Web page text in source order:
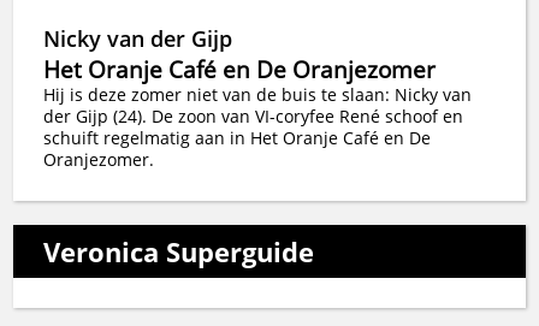
Nicky van der Gijp
Het Oranje Café en De Oranjezomer
Hij is deze zomer niet van de buis te slaan: Nicky van
der Gijp (24). De zoon van VI-coryfee René schoof en
schuift regelmatig aan in Het Oranje Café en De
Oranjezomer.
Veronica Superguide